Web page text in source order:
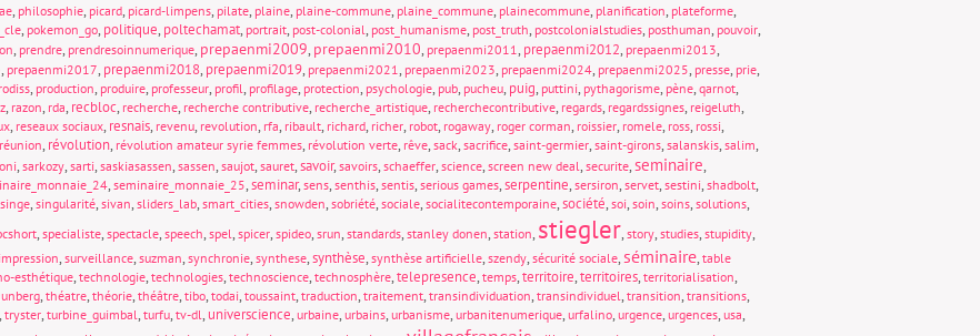
, philosophie, picard, picard-limpens, pilate, plaine, plaine-commune, plaine_commune, plainecommune, planification, plateforme,
, pokemon_go, politique, poltechamat, portrait, post-colonial, post_humanisme, post_truth, postcolonialstudies, posthuman, pouvoir,
, prendre, prendresoinnumerique, prepaenmi2009, prepaenmi2010, prepaenmi2011, prepaenmi2012, prepaenmi2013,
, prepaenmi2017, prepaenmi2018, prepaenmi2019, prepaenmi2021, prepaenmi2023, prepaenmi2024, prepaenmi2025, presse, prie,
, production, produire, professeur, profil, profilage, protection, psychologie, pub, pucheu, puig, puttini, pythagorisme, pène, qarnot,
, razon, rda, recbloc, recherche, recherche contributive, recherche_artistique, recherchecontributive, regards, regardssignes, reigeluth,
, reseaux sociaux, resnais, revenu, revolution, rfa, ribault, richard, richer, robot, rogaway, roger corman, roissier, romele, ross, rossi,
réunion, révolution, révolution amateur syrie femmes, révolution verte, rêve, sack, sacrifice, saint-germier, saint-girons, salanskis, salim,
, sarkozy, sarti, saskiasassen, sassen, saujot, sauret,savoir, savoirs, schaeffer, science, screen new deal, securite,seminaire,
, seminaire_monnaie_25,seminar, sens, senthis, sentis, serious games,serpentine, sersiron, servet, sestini, shadbolt,
singe, singularité, sivan, sliders_lab, smart_cities, snowden, sobriété, sociale, socialitecontemporaine,société, soi, soin, soins, solutions,
, specialiste, spectacle, speech, spel, spicer, spideo, srun, standards, stanley donen, station, stiegler, story, studies, stupidity,
, surveillance, suzman, synchronie, synthese,synthèse, synthèse artificielle, szendy, sécurité sociale,séminaire, table
esthétique, technologie, technologies, technoscience, technosphère,telepresence, temps,territoire,territoires, territorialisation,
, théatre, théorie, théâtre, tibo, todai, toussaint, traduction, traitement, transindividuation, transindividuel, transition, transitions,
, tryster, turbine_guimbal, turfu, tv-dl, universcience, urbaine, urbains, urbanisme, urbanitenumerique, urfalino, urgence, urgences, usa,